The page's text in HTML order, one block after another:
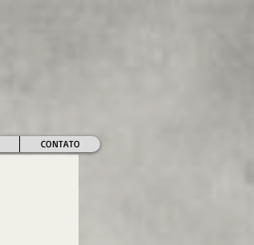
CONTATO